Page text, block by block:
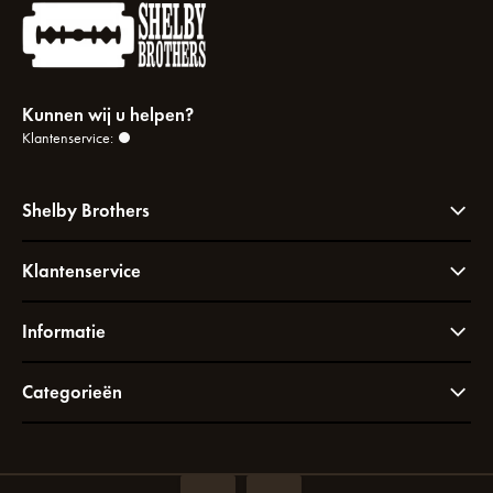
Kunnen wij u helpen?
Klantenservice:
Shelby Brothers
Klantenservice
Informatie
Categorieën